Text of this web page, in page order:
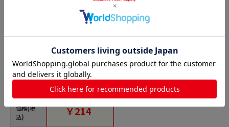
商品名
価格(税
込)
パール金属 ベジライ
ブ マルチオープナ
ー マグネット付き
ホワイト CC-1127 1個
（ご注文単位10個）
【直送品】
￥214